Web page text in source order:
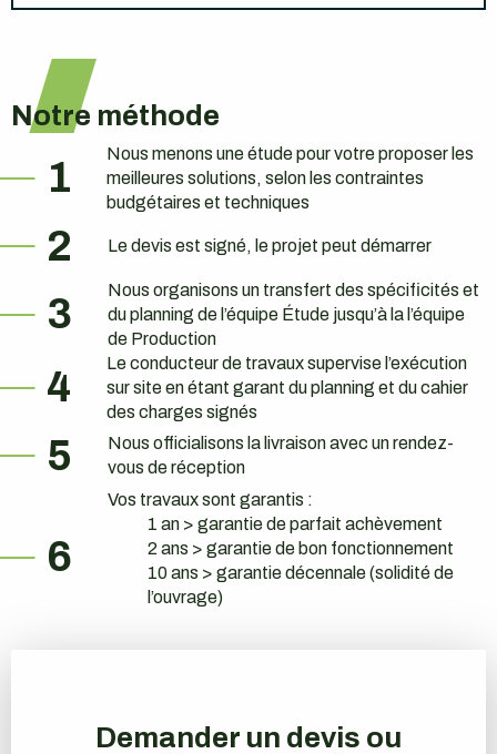
Notre méthode
1
Nous menons une étude pour votre proposer les
meilleures solutions, selon les contraintes
budgétaires et techniques
2 Le devis est signé, le projet peut démarrer
3
Nous organisons un transfert des spécificités et
du planning de l’équipe Étude jusqu’à la l’équipe
de Production
4
Le conducteur de travaux supervise l’exécution
sur site en étant garant du planning et du cahier
des charges signés
5
Nous officialisons la livraison avec un rendez-
vous de réception
6
Vos travaux sont garantis :
1 an > garantie de parfait achèvement
2 ans > garantie de bon fonctionnement
10 ans > garantie décennale (solidité de
l’ouvrage)
Demander un devis ou